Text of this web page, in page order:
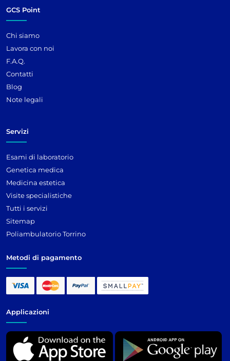
GCS Point
Chi siamo
Lavora con noi
F.A.Q.
Contatti
Blog
Note legali
Servizi
Esami di laboratorio
Genetica medica
Medicina estetica
Visite specialistiche
Tutti i servizi
Sitemap
Poliambulatorio Torrino
Metodi di pagamento
Applicazioni